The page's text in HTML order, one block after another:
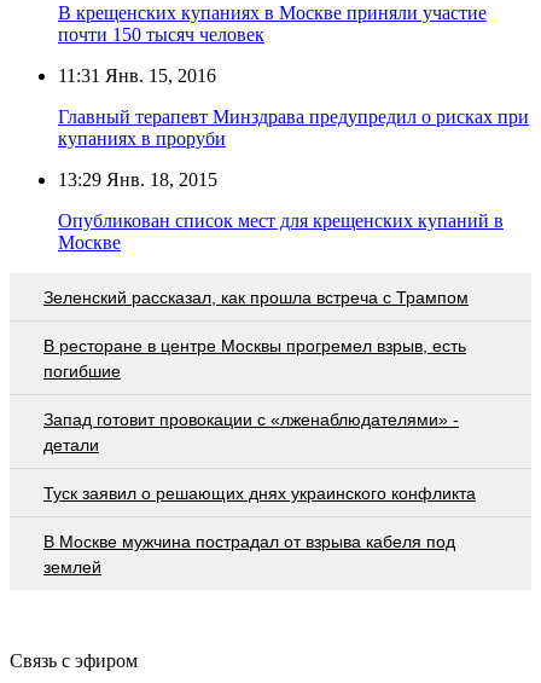
В крещенских купаниях в Москве приняли участие
почти 150 тысяч человек
11:31 Янв. 15, 2016
Главный терапевт Минздрава предупредил о рисках при
купаниях в проруби
13:29 Янв. 18, 2015
Опубликован список мест для крещенских купаний в
Москве
Зеленский рассказал, как прошла встреча с Трампом
В ресторане в центре Москвы прогремел взрыв, есть
погибшие
Запад готовит провокации с «лженаблюдателями» -
детали
Туск заявил о решающих днях украинского конфликта
В Москве мужчина пострадал от взрыва кабеля под
землей
Связь с эфиром